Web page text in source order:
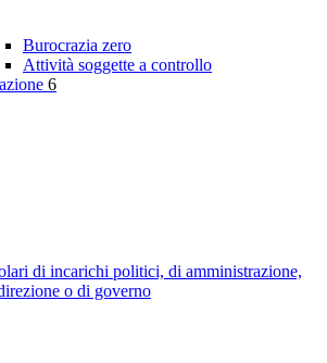
Burocrazia zero
Attività soggette a controllo
6
di incarichi politici, di amministrazione,
o di governo